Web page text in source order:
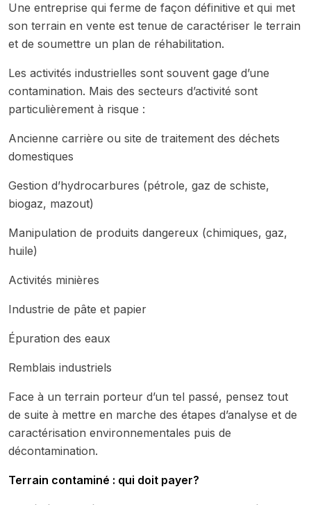
Une entreprise qui ferme de façon définitive et qui met
son terrain en vente est tenue de caractériser le terrain
et de soumettre un plan de réhabilitation.
Les activités industrielles sont souvent gage d’une
contamination. Mais des secteurs d’activité sont
particulièrement à risque :
Ancienne carrière ou site de traitement des déchets
domestiques
Gestion d’hydrocarbures (pétrole, gaz de schiste,
biogaz, mazout)
Manipulation de produits dangereux (chimiques, gaz,
huile)
Activités minières
Industrie de pâte et papier
Épuration des eaux
Remblais industriels
Face à un terrain porteur d’un tel passé, pensez tout
de suite à mettre en marche des étapes d’analyse et de
caractérisation environnementales puis de
décontamination.
Terrain contaminé : qui doit payer?